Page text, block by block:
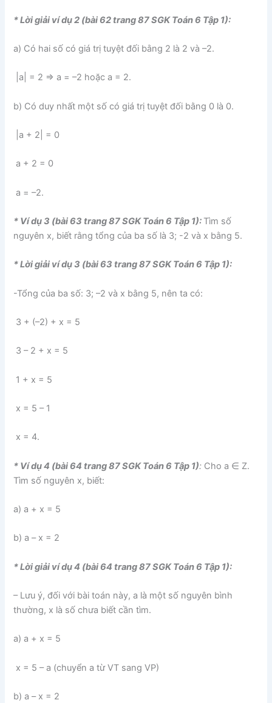
* Lời giải ví dụ 2 (bài 62 trang 87 SGK Toán 6 Tập 1):
a) Có hai số có giá trị tuyệt đối bằng 2 là 2 và –2.
|a| = 2 ⇒ a = –2 hoặc a = 2.
b) Có duy nhất một số có giá trị tuyệt đối bằng 0 là 0.
|a + 2| = 0
a + 2 = 0
a = –2.
* Ví dụ 3 (bài 63 trang 87 SGK Toán 6 Tập 1): Tìm số
nguyên x, biết rằng tổng của ba số là 3; -2 và x bằng 5.
* Lời giải ví dụ 3 (bài 63 trang 87 SGK Toán 6 Tập 1):
-Tổng của ba số: 3; –2 và x bằng 5, nên ta có:
3 + (–2) + x = 5
3 – 2 + x = 5
1 + x = 5
x = 5 – 1
x = 4.
* Ví dụ 4 (bài 64 trang 87 SGK Toán 6 Tập 1): Cho a ∈ Z.
Tìm số nguyên x, biết:
a) a + x = 5
b) a – x = 2
* Lời giải ví dụ 4 (bài 64 trang 87 SGK Toán 6 Tập 1):
– Lưu ý, đối với bài toán này, a là một số nguyên bình
thường, x là số chưa biết cần tìm.
a) a + x = 5
x = 5 – a (chuyển a từ VT sang VP)
b) a – x = 2